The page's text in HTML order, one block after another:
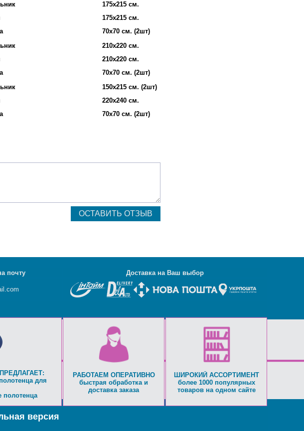
175х215 см.
175х215 см.
70х70 см. (2шт)
210х220 см.
210х220 см.
70х70 см. (2шт)
150х215 см. (2шт)
220х240 см.
70х70 см. (2шт)
версия
почту Доставка на Ваш выбор
для
полотенца
РАБОТАЕМ ОПЕРАТИВНО
быстрая обработка и
доставка заказа
ШИРОКИЙ АССОРТИМЕНТ
более 1000 популярных
товаров на одном сайте